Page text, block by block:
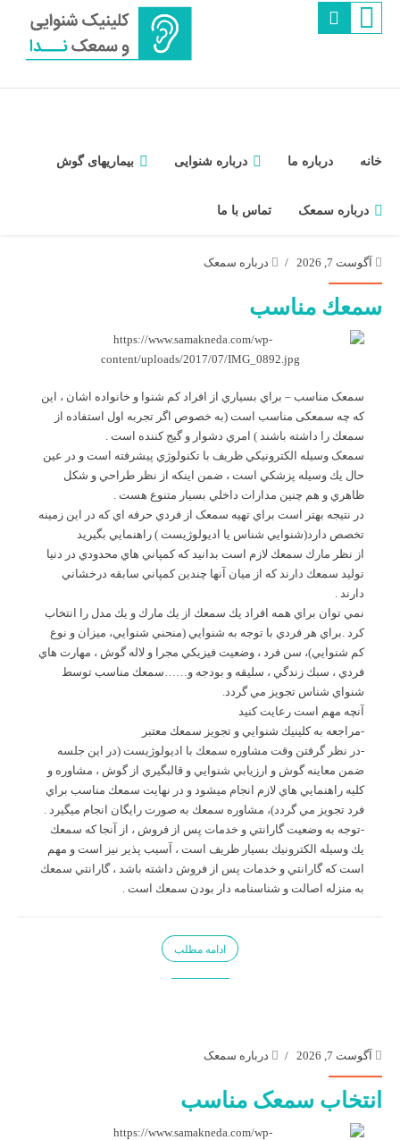
خانه درباره ما درباره شنوایی بیماریهای گوش
درباره سمعک تماس با ما
آگوست 7, 2026 درباره سمعک
سمعك مناسب
سمعک مناسب – براي بسياري از افراد كم شنوا و خانواده اشان ، اين
كه چه سمعكی مناسب است (به خصوص اگر تجربه اول استفاده از
سمعك را داشته باشند ) امري دشوار و گيج كننده است .
سمعک وسيله الكترونيكي ظريف با تكنولوژي پيشرفته است و در عين
حال يك وسيله پزشكي است ، ضمن اينكه از نظر طراحي و شكل
ظاهري و هم چنين مدارات داخلي بسيار متنوع هست .
در نتيجه بهتر است براي تهيه سمعک از فردي حرفه اي كه در اين زمينه
تخصص دارد(شنوايي شناس يا اديولوژيست ) راهنمايي بگيريد
از نظر مارك سمعك لازم است بدانيد كه كمپاني هاي محدودي در دنيا
توليد سمعك دارند كه از ميان آنها چندين كمپاني سابقه درخشاني
دارند .
نمي توان براي همه افراد يك سمعك از يك مارك و يك مدل را انتخاب
كرد .براي هر فردي با توجه به شنوايي (منحني شنوايي، ميزان و نوع
كم شنوايي)، سن فرد ، وضعيت فيزيكي مجرا و لاله گوش ، مهارت هاي
فردي ، سبك زندگي ، سليقه و بودجه و……سمعك مناسب توسط
شنواي شناس تجويز مي گردد.
آنچه مهم است رعايت كنيد
-مراجعه به كلينيك شنوايي و تجويز سمعك معتبر
-در نظر گرفتن وقت مشاوره سمعك با اديولوژيست (در اين جلسه
ضمن معاينه گوش و ارزيابي شنوايي و قالبگيري از گوش ، مشاوره و
كليه راهنمايي هاي لازم انجام ميشود و در نهايت سمعك مناسب براي
فرد تجويز مي گردد)، مشاوره سمعك به صورت رايگان انجام ميگيرد .
-توجه به وضعيت گارانتي و خدمات پس از فروش ، از آنجا كه سمعك
يك وسيله الكترونيك بسيار ظريف است ، آسيب پذير نيز است و مهم
است كه گارانتي و خدمات پس از فروش داشته باشد ، گارانتي سمعك
به منزله اصالت و شناسنامه دار بودن سمعك است .
ادامه مطلب
آگوست 7, 2026 درباره سمعک
انتخاب سمعک مناسب